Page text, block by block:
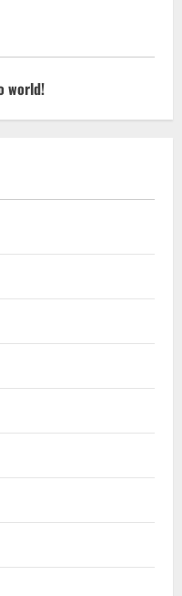
world!